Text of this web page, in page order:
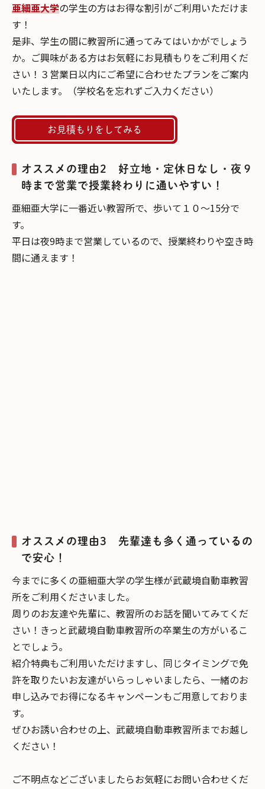
亜細亜大学の学生の方はお得な割引がご利用いただけま
す！
是非、学生の間に教習所に通ってみてはいかがでしょう
か。ご興味がある方はお気軽にお見積もりをご利用くだ
さい！３営業日以内にご希望に合わせたプランをご案内
いたします。（学校名を忘れずご入力ください）
お見積もりをしてみる
オススメの理由2 好立地・定休日なし・夜９
時まで営業で授業終わりに通いやすい！
亜細亜大学に一番近い教習所で、歩いて１０〜15分で
す。
平日は夜9時まで営業しているので、授業終わりや空き時
間に通えます！
オススメの理由3 先輩達も多く通っているの
で安心！
今までに多くの亜細亜大学の学生様が武蔵境自動車教習
所をご利用くださいました。
周りのお友達や先輩に、教習所のお話を聞いてみてくだ
さい！きっと武蔵境自動車教習所の卒業生の方がいるこ
とでしょう。
紹介特典もご利用いただけますし、同じタイミングで免
許を取りたいお友達がいらっしゃいましたら、一緒のお
申し込みでお得になるキャンペーンもご用意しておりま
す。
ぜひお誘い合わせの上、武蔵境自動車教習所までお越し
ください！
ご不明点などございましたらお気軽にお問い合わせくだ